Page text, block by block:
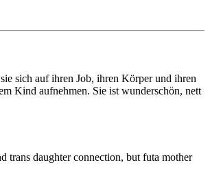
sich auf ihren Job, ihren Körper und ihren
Kind aufnehmen. Sie ist wunderschön, nett
trans daughter connection, but futa mother